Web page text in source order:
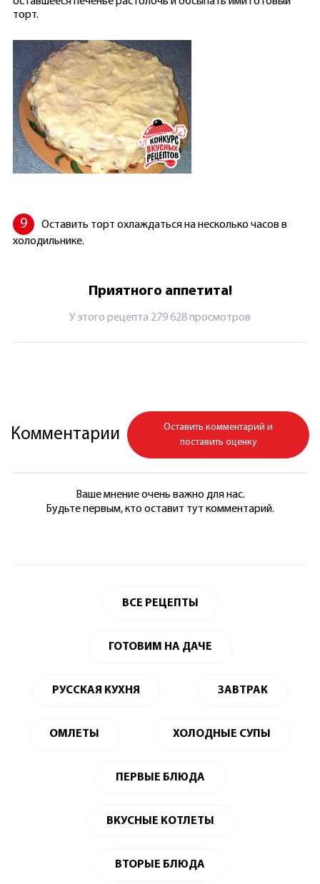
торт.
Оставить торт охлаждаться на несколько часов в
холодильнике.
Приятного аппетита!
У этого рецепта 279 628 просмотров
Комментарии
Оставить комментарий и
поставить оценку
Ваше мнение очень важно для нас.
Будьте первым, кто оставит тут комментарий.
ВСЕ РЕЦЕПТЫ
ГОТОВИМ НА ДАЧЕ
РУССКАЯ КУХНЯ ЗАВТРАК
ОМЛЕТЫ ХОЛОДНЫЕ СУПЫ
ПЕРВЫЕ БЛЮДА
ВКУСНЫЕ КОТЛЕТЫ
ВТОРЫЕ БЛЮДА